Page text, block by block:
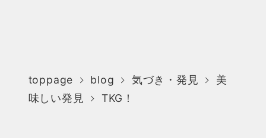
toppage blog 気づき・発見
美
味しい発見
TKG！